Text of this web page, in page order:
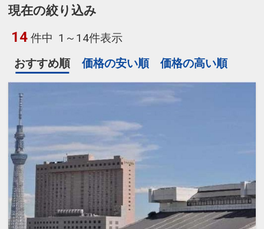
現在の絞り込み
14 件中 1～14件表示
おすすめ順
価格の安い順 価格の高い順